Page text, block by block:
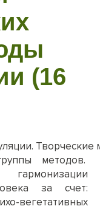
(16
методов.
за счет: